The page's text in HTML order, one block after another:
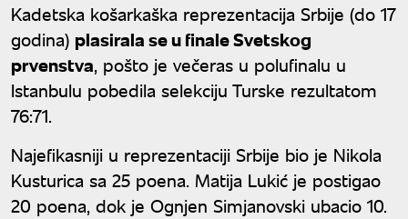
Kadetska košarkaška reprezentacija Srbije (do 17
godina) plasirala se u finale Svetskog
prvenstva, pošto je večeras u polufinalu u
Istanbulu pobedila selekciju Turske rezultatom
76:71.
Najefikasniji u reprezentaciji Srbije bio je Nikola
Kusturica sa 25 poena. Matija Lukić je postigao
20 poena, dok je Ognjen Simjanovski ubacio 10.